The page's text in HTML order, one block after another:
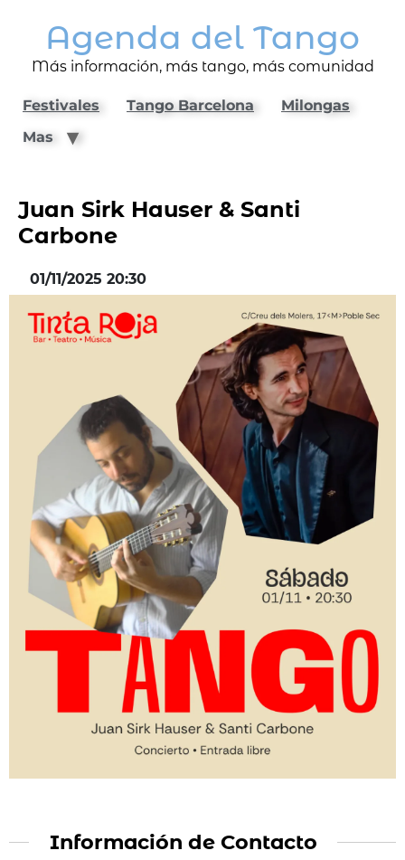
Agenda del Tango
Más información, más tango, más comunidad
Festivales Tango Barcelona
Milongas
Mas
Juan Sirk Hauser & Santi
Carbone
01/11/2025 20:30
Información de Contacto